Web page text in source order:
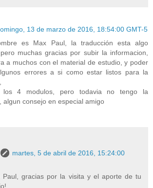
13 de marzo de 2016, 18:54:00 GMT-5
es Max Paul, la traducción esta algo
muchas gracias por subir la informacion,
a muchos con el material de estudio, y poder
errores a si como estar listos para la
los 4 modulos, pero todavia no tengo la
algun consejo en especial amigo
martes, 5 de abril de 2016, 15:24:00
Paul, gracias por la visita y el aporte de tu